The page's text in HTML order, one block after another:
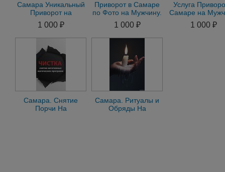
Самара Уникальный
Приворот на
Мужчину Приворот
на Женщину.
Гадание
1 000 ₽
Приворот в Самаре
по Фото на Мужчину.
Приворот на
Женщину
1 000 ₽
Услуга
Самаре на
Приворот на
Женщину по
1 000 ₽
Самара. Снятие
Порчи На
Самара. Ритуалы и
Обряды На